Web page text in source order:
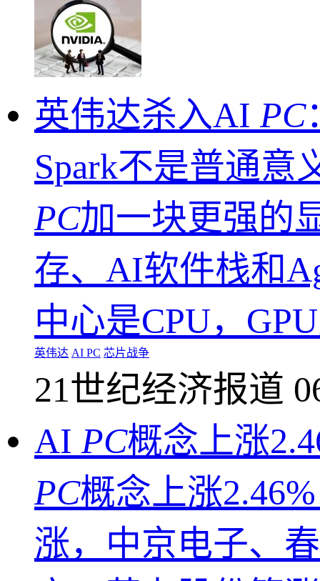
英伟达杀入AI PC
Spark不是普通意
PC加一块更强的
存、AI软件栈和
中心是CPU，
英伟达 AI PC 芯片战争
21世纪经济报道
AI PC概念上涨
PC概念上涨
涨，中京电子、